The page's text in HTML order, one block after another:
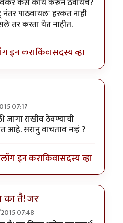
कसं काय करून ठेवायचं?
पाठवायला हरकत नाही
तर करता येत नाहीत.
इन कराकिंवासदस्य व्हा
07:17
पाकृ पाठवायची आहे,by
जागा राखीव ठेवण्याची
आहे. सरानु वाचताव नव्हं ?
लॉग इन कराकिंवासदस्य व्हा
का तै! जर
07:48